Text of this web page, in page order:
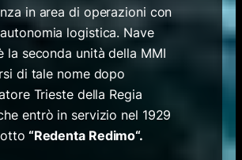
in area di operazioni con
logistica. Nave
la seconda unità della MMI
di tale nome dopo
Trieste della Regia
entrò in servizio nel 1929
“Redenta Redimo“.